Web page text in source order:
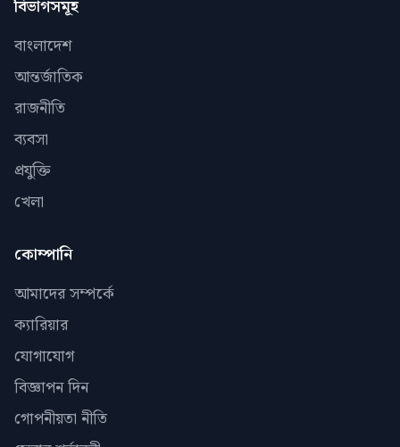
বিভাগসমূহ
বাংলাদেশ
আন্তর্জাতিক
রাজনীতি
ব্যবসা
প্রযুক্তি
খেলা
কোম্পানি
আমাদের সম্পর্কে
ক্যারিয়ার
যোগাযোগ
বিজ্ঞাপন দিন
গোপনীয়তা নীতি